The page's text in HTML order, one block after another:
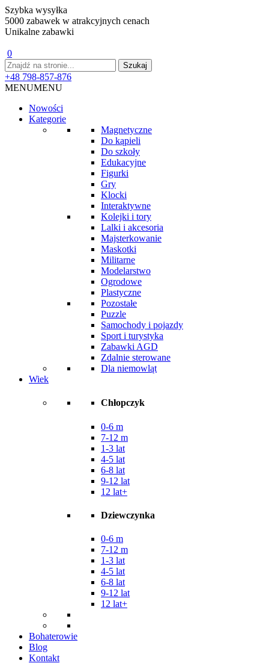
Szybka wysyłka
5000 zabawek w atrakcyjnych cenach
Unikalne zabawki
0
+48 798-857-876
MENUMENU
Nowości
Kategorie
Magnetyczne
Do kąpieli
Do szkoły
Edukacyjne
Figurki
Gry
Klocki
Interaktywne
Kolejki i tory
Lalki i akcesoria
Majsterkowanie
Maskotki
Militarne
Modelarstwo
Ogrodowe
Plastyczne
Pozostałe
Puzzle
Samochody i pojazdy
Sport i turystyka
Zabawki AGD
Zdalnie sterowane
Dla niemowląt
Wiek
Chłopczyk
0-6 m
7-12 m
1-3 lat
4-5 lat
6-8 lat
9-12 lat
12 lat+
Dziewczynka
0-6 m
7-12 m
1-3 lat
4-5 lat
6-8 lat
9-12 lat
12 lat+
Bohaterowie
Blog
Kontakt